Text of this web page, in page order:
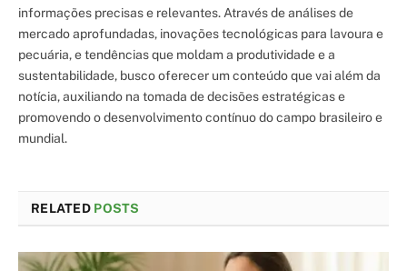
informações precisas e relevantes. Através de análises de
mercado aprofundadas, inovações tecnológicas para lavoura e
pecuária, e tendências que moldam a produtividade e a
sustentabilidade, busco oferecer um conteúdo que vai além da
notícia, auxiliando na tomada de decisões estratégicas e
promovendo o desenvolvimento contínuo do campo brasileiro e
mundial.
RELATED POSTS